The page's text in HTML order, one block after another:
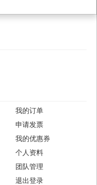
我的订单
申请发票
我的优惠券
个人资料
团队管理
退出登录